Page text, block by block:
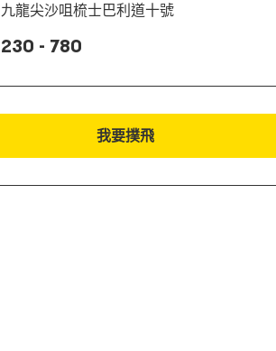
九龍尖沙咀梳士巴利道十號
230 - 780
我要撲飛